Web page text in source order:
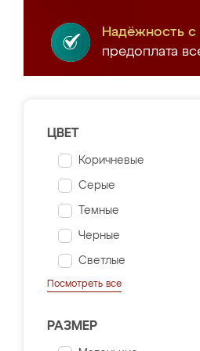
Надёжность с
предоплата
ЦВЕТ
Коричневые
Серые
Темные
Черные
Светлые
Посмотреть все
РАЗМЕР